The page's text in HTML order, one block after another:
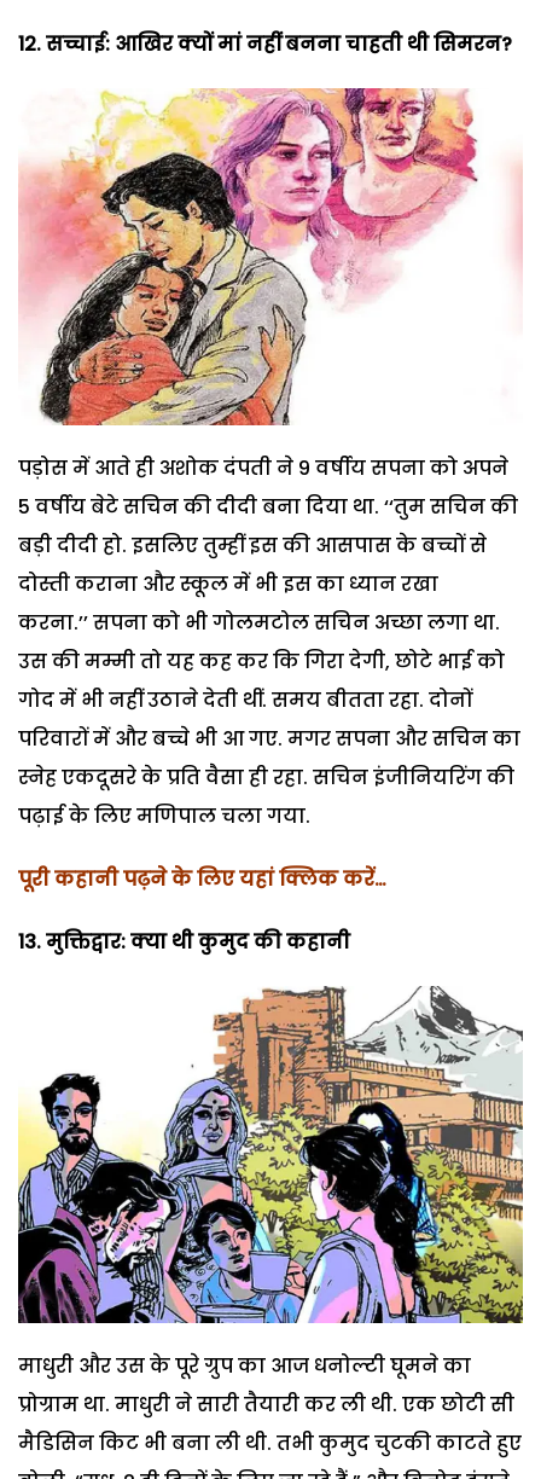
12. सच्चाई: आखिर क्यों मां नहीं बनना चाहती थी सिमरन?
पड़ोस में आते ही अशोक दंपती ने 9 वर्षीय सपना को अपने
5 वर्षीय बेटे सचिन की दीदी बना दिया था. ‘‘तुम सचिन की
बड़ी दीदी हो. इसलिए तुम्हीं इस की आसपास के बच्चों से
दोस्ती कराना और स्कूल में भी इस का ध्यान रखा
करना.’’ सपना को भी गोलमटोल सचिन अच्छा लगा था.
उस की मम्मी तो यह कह कर कि गिरा देगी, छोटे भाई को
गोद में भी नहीं उठाने देती थीं. समय बीतता रहा. दोनों
परिवारों में और बच्चे भी आ गए. मगर सपना और सचिन का
स्नेह एकदूसरे के प्रति वैसा ही रहा. सचिन इंजीनियरिंग की
पढ़ाई के लिए मणिपाल चला गया.
पूरी कहानी पढ़ने के लिए यहां क्लिक करें…
13. मुक्तिद्वार: क्या थी कुमुद की कहानी
माधुरी और उस के पूरे ग्रुप का आज धनोल्टी घूमने का
प्रोग्राम था. माधुरी ने सारी तैयारी कर ली थी. एक छोटी सी
मैडिसिन किट भी बना ली थी. तभी कुमुद चुटकी काटते हुए